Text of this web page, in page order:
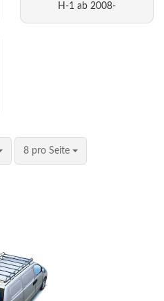
H-1 ab 2008-
8 pro Seite